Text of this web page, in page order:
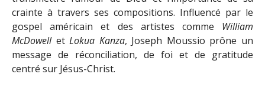
crainte à travers ses compositions. Influencé par le
gospel américain et des artistes comme William
McDowelletLokua Kanza, Joseph Moussio prône un
message de réconciliation, de foi et de gratitude
centré sur Jésus-Christ.